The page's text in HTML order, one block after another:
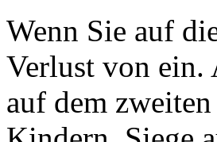
Wenn Sie auf
Verlust von ein.
auf dem